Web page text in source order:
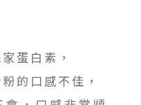
蛋白素，
的口感不佳，